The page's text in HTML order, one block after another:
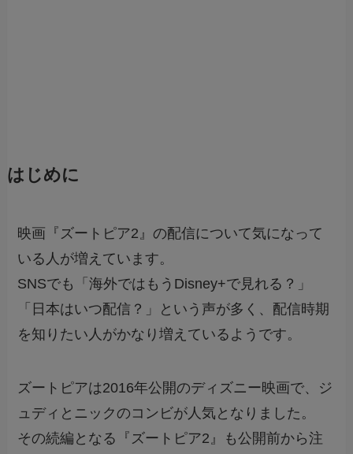
はじめに
映画『ズートピア2』の配信について気になって
いる人が増えています。
SNSでも「海外ではもうDisney+で見れる？」
「日本はいつ配信？」という声が多く、配信時期
を知りたい人がかなり増えているようです。
ズートピアは2016年公開のディズニー映画で、ジ
ュディとニックのコンビが人気となりました。
その続編となる『ズートピア2』も公開前から注